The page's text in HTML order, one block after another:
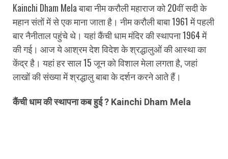
Kainchi Dham Mela बाबा नीम करौली महाराज को 20वीं सदी के
महान संतों में से एक माना जाता है। नीम करौली बाबा 1961 में पहली
बार नैनीताल पहुंचे थे। यहां कैंची धाम मंदिर की स्थापना 1964 में
की गई। आज ये आश्रम देश विदेश के श्रद्धालुओं की आस्था का
केंद्र है। यहां हर साल 15 जून को विशाल मेला लगता है, जहां
लाखों की संख्या में श्रद्धालु बाबा के दर्शन करने आते हैं।
कैंची धाम की स्थापना कब हुई ? Kainchi Dham Mela